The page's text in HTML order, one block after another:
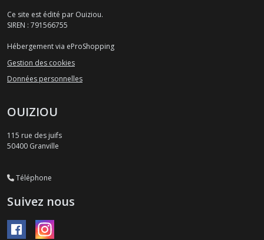
Ce site est édité par Ouiziou.
SIREN : 791566755
Hébergement via eProShopping
Gestion des cookies
Données personnelles
OUIZIOU
115 rue des juifs
50400 Granville
Téléphone
Suivez nous